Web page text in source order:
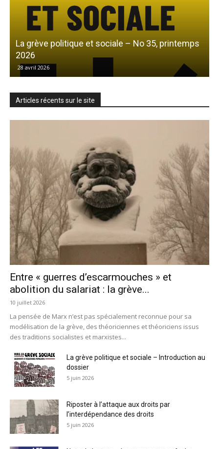
La grève politique et sociale – No 35, printemps
2026
28 avril 2026
Articles récents sur le site
Entre « guerres d’escarmouches » et
abolition du salariat : la grève...
10 juillet 2026
La pensée de Marx n’est pas spécialement reconnue pour sa
modélisation de la grève, des théoriciennes et théoriciens issus
des traditions socialistes et marxistes...
La grève politique et sociale – Introduction au
dossier
5 juin 2026
Riposter à l’attaque aux droits par
l’interdépendance des droits
5 juin 2026